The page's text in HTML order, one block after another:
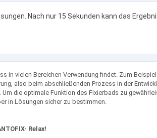
Nach nur 15 Sekunden kann das
in vielen Bereichen Verwendung findet. Zum
also beim abschließenden Prozess in der
die optimale Funktion des Fixierbads zu
in Lösungen sicher zu bestimmen.
Relax!